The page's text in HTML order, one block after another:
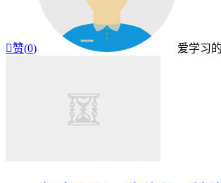
赞(0) 爱学习